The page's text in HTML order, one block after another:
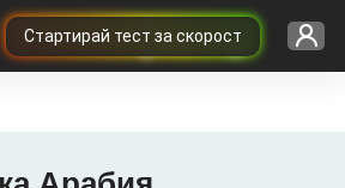
Cтартирай тест за скорост